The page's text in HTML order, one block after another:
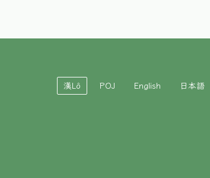
漢Lô POJ English 日本語